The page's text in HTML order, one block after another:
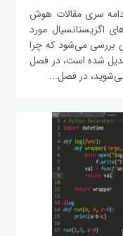
شبکه در ادامه سری مقالات هوش
اگزیستانسیال مورد
بررسی ‌می‌شود که چرا
شده است، در فصل